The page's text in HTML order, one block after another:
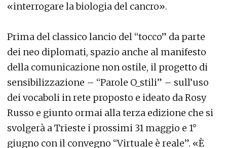
«interrogare la biologia del cancro».
Prima del classico lancio del “tocco” da parte
dei neo diplomati, spazio anche al manifesto
della comunicazione non ostile, il progetto di
sensibilizzazione – “Parole O_stili” – sull’uso
dei vocaboli in rete proposto e ideato da Rosy
Russo e giunto ormai alla terza edizione che si
svolgerà a Trieste i prossimi 31 maggio e 1°
giugno con il convegno “Virtuale è reale”. «È